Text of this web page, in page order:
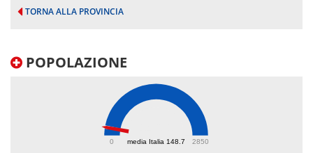
TORNA ALLA PROVINCIA
POPOLAZIONE
media Italia 148.7
0 2850